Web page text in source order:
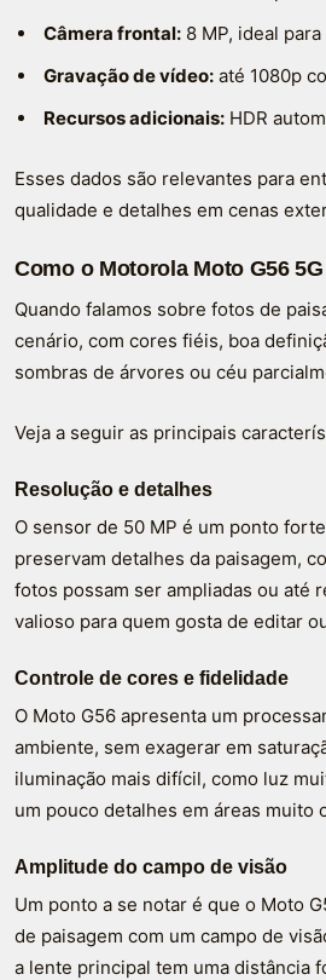
Câmera frontal: 8 MP, ideal
Gravação de vídeo: até 1080p
Recursos adicionais: HDR
Esses dados são relevantes para
qualidade e detalhes em cenas
Como o Motorola Moto G56
Quando falamos sobre fotos de
cenário, com cores fiéis, boa
sombras de árvores ou céu
Veja a seguir as principais
Resolução e detalhes
O sensor de 50 MP é um ponto
preservam detalhes da paisagem,
fotos possam ser ampliadas ou até
valioso para quem gosta de editar
Controle de cores e fidelidade
O Moto G56 apresenta um
ambiente, sem exagerar em
iluminação mais difícil, como luz
um pouco detalhes em áreas muito
Amplitude do campo de visão
Um ponto a se notar é que o Moto
de paisagem com um campo de
a lente principal tem uma distância